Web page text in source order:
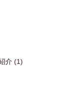
介(1)